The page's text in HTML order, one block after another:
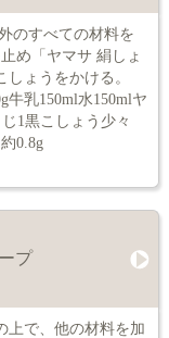
のすべての材料を
め「ヤマサ 絹しょ
ょうをかける。
牛乳150ml水150mlヤ
1黒こしょう少々
0.8g
プ
上で、他の材料を加